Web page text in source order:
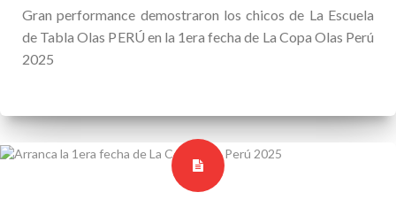
Gran performance demostraron los chicos de La Escuela
de Tabla Olas PERÚ en la 1era fecha de La Copa Olas Perú
2025